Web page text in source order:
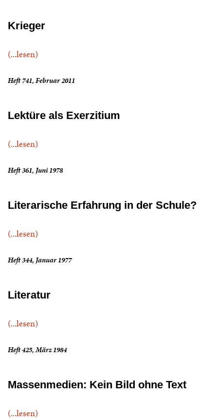
Krieger
(...lesen)
Heft 741, Februar 2011
Lektüre als Exerzitium
(...lesen)
Heft 361, Juni 1978
Literarische Erfahrung in der Schule?
(...lesen)
Heft 344, Januar 1977
Literatur
(...lesen)
Heft 425, März 1984
Massenmedien: Kein Bild ohne Text
(...lesen)